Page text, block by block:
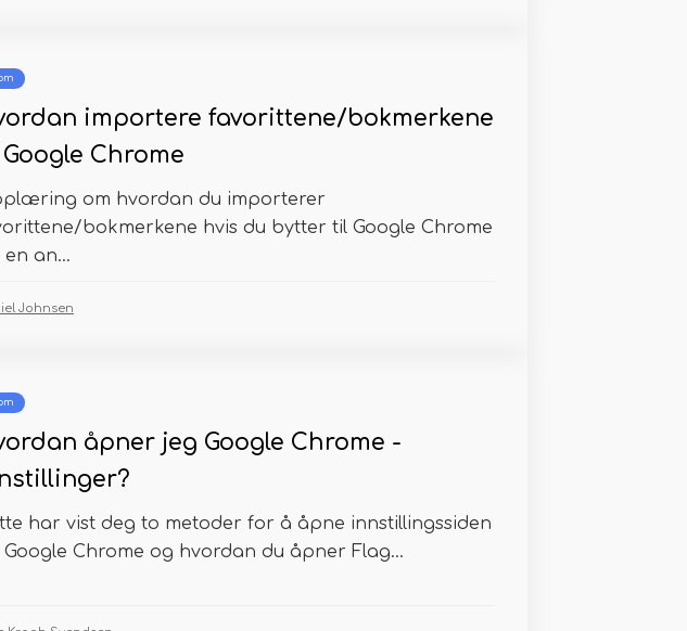
importere favorittene/bokmerkene
Chrome
om hvordan du importerer
bokmerkene hvis du bytter til Google Chrome
an...
Johnsen
åpner jeg Google Chrome -
har vist deg to metoder for å åpne innstillingssiden
Chrome og hvordan du åpner Flag...